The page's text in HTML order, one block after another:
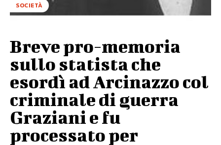
SOCIETÀ
Breve pro-memoria
sullo statista che
esordì ad Arcinazzo col
criminale di guerra
Graziani e fu
processato per